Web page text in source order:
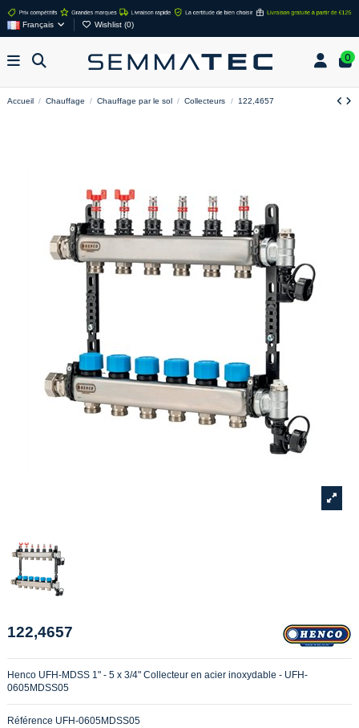
Français Wishlist (0)
0
Accueil Chauffage Chauffage par le sol Collecteurs 122,4657
122,4657
Henco UFH-MDSS 1" - 5 x 3/4" Collecteur en acier inoxydable - UFH-
0605MDSS05
Référence UFH-0605MDSS05